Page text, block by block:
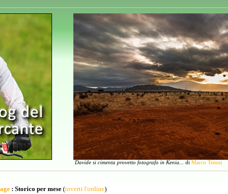
Davide si cimenta provetto fotografo in Kenia... di Marco Tenuti
: Storico per mese(inverti l'ordine)